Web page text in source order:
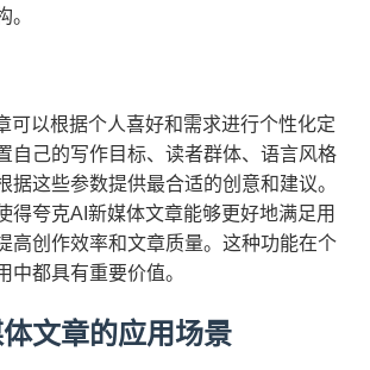
。
可以根据个人喜好和需求进行个性化定
自己的写作目标、读者群体、语言风格
据这些参数提供最合适的创意和建议。
得夸克AI新媒体文章能够更好地满足用
高创作效率和文章质量。这种功能在个
中都具有重要价值。
文章的应用场景